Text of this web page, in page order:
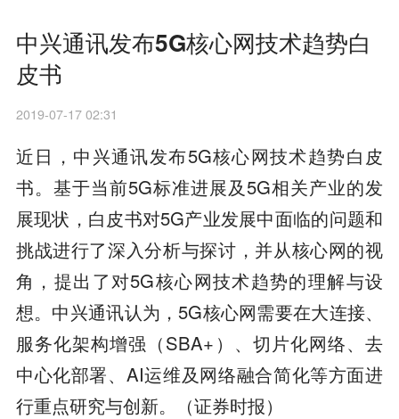
中兴通讯发布5G核心网技术趋势白
皮书
2019-07-17 02:31
近日，中兴通讯发布5G核心网技术趋势白皮
书。基于当前5G标准进展及5G相关产业的发
展现状，白皮书对5G产业发展中面临的问题和
挑战进行了深入分析与探讨，并从核心网的视
角，提出了对5G核心网技术趋势的理解与设
想。中兴通讯认为，5G核心网需要在大连接、
服务化架构增强（SBA+）、切片化网络、去
中心化部署、AI运维及网络融合简化等方面进
行重点研究与创新。（证券时报）